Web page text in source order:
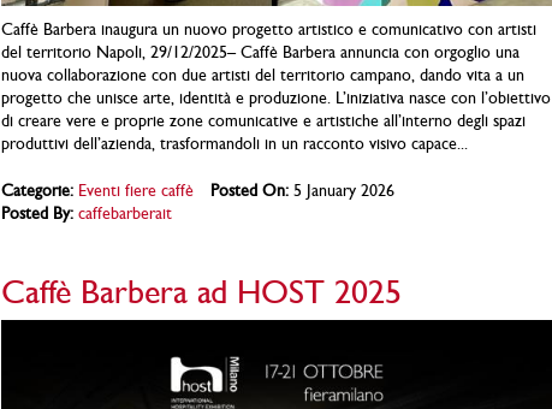
Caffè Barbera inaugura un nuovo progetto artistico e comunicativo con artisti
del territorio Napoli, 29/12/2025– Caffè Barbera annuncia con orgoglio una
nuova collaborazione con due artisti del territorio campano, dando vita a un
progetto che unisce arte, identità e produzione. L’iniziativa nasce con l’obiettivo
di creare vere e proprie zone comunicative e artistiche all’interno degli spazi
produttivi dell’azienda, trasformandoli in un racconto visivo capace...
Categorie: Eventi fiere caffè Posted On:5 January 2026
Posted By: caffebarberait
Caffè Barbera ad HOST 2025